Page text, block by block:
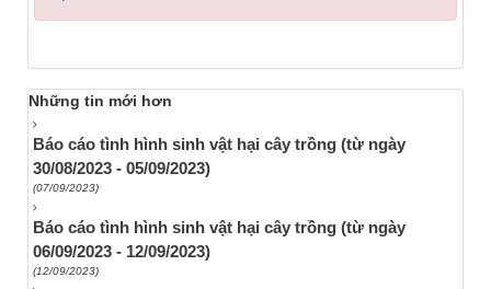
Những tin mới hơn
Báo cáo tình hình sinh vật hại cây trồng (từ ngày
30/08/2023 - 05/09/2023)
(07/09/2023)
Báo cáo tình hình sinh vật hại cây trồng (từ ngày
06/09/2023 - 12/09/2023)
(12/09/2023)